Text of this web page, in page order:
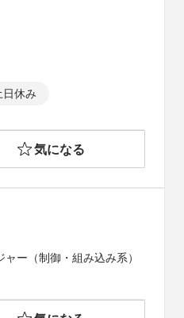
日休み
気になる
ー（制御・組み込み系）